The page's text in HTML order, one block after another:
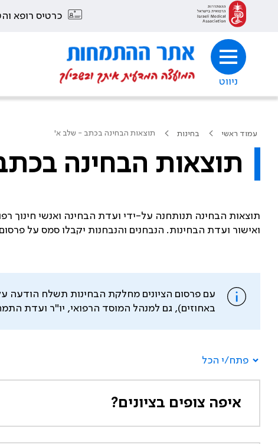
כרטיס רופא
ניווט
עמוד ראשי בחינות תוצאות הבחינה בכתב - שלב א'
תוצאות הבחינה
תוצאות הבחינה תנותחנה על-ידי ועדת הבחינה ואנשי חינוך
ואישור ועדת הבחינות. הנבחנים והנבחנות יקבלו סמס על
עם פרסום הציונים מחלקת הבחינות תשלח הודעה
באחוזים), גם למנהל המוסד הרפואי, יו"ר ועדת
פתח/י הכל
איפה צופים בציונים?